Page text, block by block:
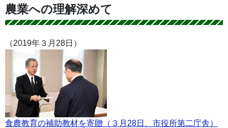
農業への理解深めて
（2019年３月28日）
食農教育の補助教材を寄贈（３月28日、市役所第二庁舎）